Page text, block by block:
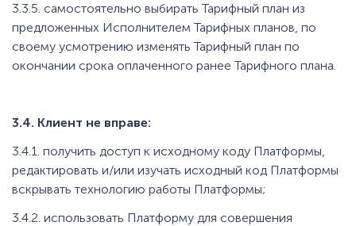
3.3.5. самостоятельно выбирать Тарифный план из
предложенных Исполнителем Тарифных планов, по
своему усмотрению изменять Тарифный план по
окончании срока оплаченного ранее Тарифного плана.
3.4. Клиент не вправе:
3.4.1. получить доступ к исходному коду Платформы,
редактировать и/или изучать исходный код Платформы
вскрывать технологию работы Платформы;
3.4.2. использовать Платформу для совершения